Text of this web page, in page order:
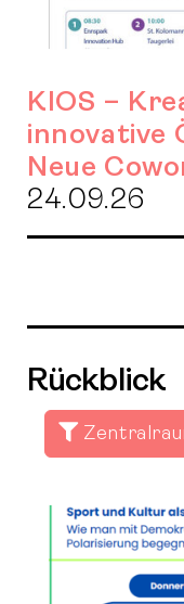
KIOS –
innovative
Neue
24.09.26
Rückblick